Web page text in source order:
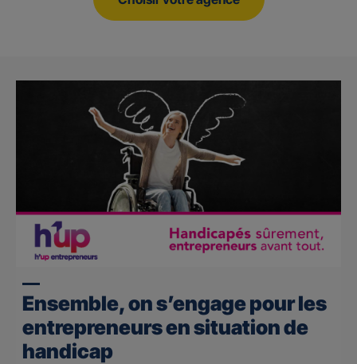
Ensemble, on s’engage pour les
entrepreneurs en situation de
handicap